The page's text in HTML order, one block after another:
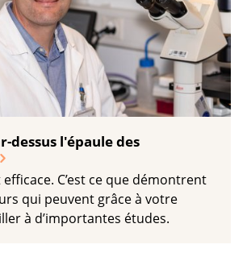
dessus l'épaule des
C’est ce que démontrent
qui peuvent grâce à votre
à d’importantes études.